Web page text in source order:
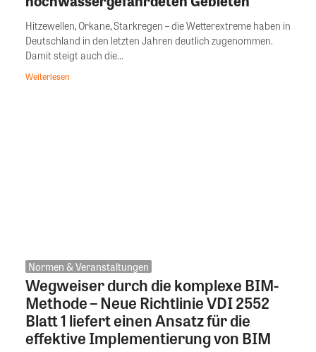
Hitzewellen, Orkane, Starkregen – die Wetterextreme haben in
Deutschland in den letzten Jahren deutlich zugenommen.
Damit steigt auch die...
Weiterlesen
Normen & Veranstaltungen
Wegweiser durch die komplexe BIM-
Methode – Neue Richtlinie VDI 2552
Blatt 1 liefert einen Ansatz für die
effektive Implementierung von BIM